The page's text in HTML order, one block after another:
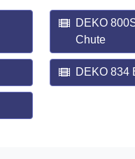
DEKO
Chute
DEKO 834